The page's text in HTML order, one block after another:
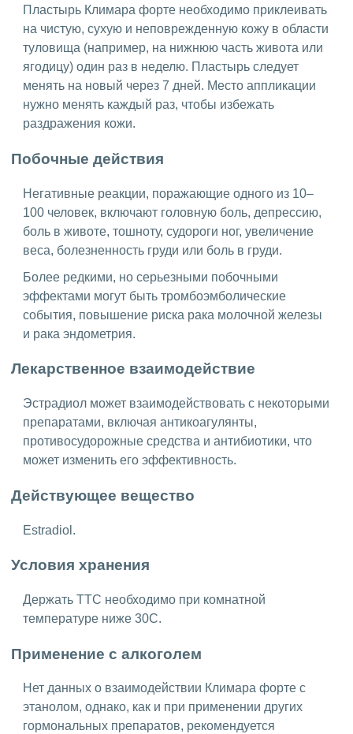
Пластырь Климара форте необходимо приклеивать
на чистую, сухую и неповрежденную кожу в области
туловища (например, на нижнюю часть живота или
ягодицу) один раз в неделю. Пластырь следует
менять на новый через 7 дней. Место аппликации
нужно менять каждый раз, чтобы избежать
раздражения кожи.
Побочные действия
Негативные реакции, поражающие одного из 10–
100 человек, включают головную боль, депрессию,
боль в животе, тошноту, судороги ног, увеличение
веса, болезненность груди или боль в груди.
Более редкими, но серьезными побочными
эффектами могут быть тромбоэмболические
события, повышение риска рака молочной железы
и рака эндометрия.
Лекарственное взаимодействие
Эстрадиол может взаимодействовать с некоторыми
препаратами, включая антикоагулянты,
противосудорожные средства и антибиотики, что
может изменить его эффективность.
Действующее вещество
Estradiol.
Условия хранения
Держать ТТС необходимо при комнатной
температуре ниже 30С.
Применение с алкоголем
Нет данных о взаимодействии Климара форте с
этанолом, однако, как и при применении других
гормональных препаратов, рекомендуется